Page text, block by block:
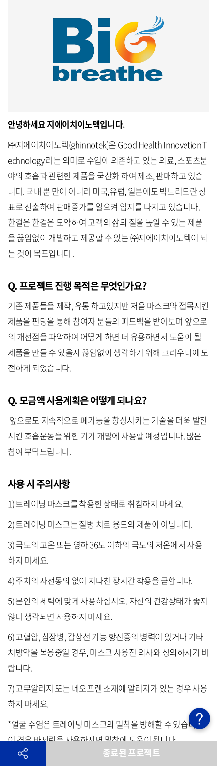
안녕하세요 지에이치이노텍입니다.
㈜지에이치이노텍(ghinnotek)은 Good Health Innovetion T
echnology 라는 의미로 수입에 의존하고 있는 의료, 스포츠분
야의 호흡과 관련한 제품을 국산화 하여 제조, 판매하고 있습
니다. 국내 뿐 만이 아니라 미국,유럽, 일본에도 빅브리드란 상
표로 진출하여 판매증가를 일으켜 입지를 다지고 있습니다.
한걸음 한걸음 도약하여 고객의 삶의 질을 높일 수 있는 제품
을 끊임없이 개발하고 제공할 수 있는 ㈜지에이치이노텍이 되
는 것이 목표입니다 .
Q. 프로젝트 진행 목적은 무엇인가요?
기존 제품들을 제작, 유통 하고있지만 처음 마스크와 접목시킨
제품을 펀딩을 통해 참여자 분들의 피드백을 받아보며 앞으로
의 개선점을 파악하여 어떻게 하면 더 유용하면서 도움이 될
제품을 만들 수 있을지 끊임없이 생각하기 위해 크라우디에 도
전하게 되었습니다.
Q. 모금액 사용계획은 어떻게 되나요?
앞으로도 지속적으로 폐기능을 향상시키는 기술을 더욱 발전
시킨 호흡운동을 위한 기기 개발에 사용할 예정입니다. 많은
참여 부탁드립니다.
사용 시 주의사항
1) 트레이닝 마스크를 착용한 상태로 취침하지 마세요.
2) 트레이닝 마스크는 질병 치료 용도의 제품이 아닙니다.
3) 극도의 고온 또는 영하 36도 이하의 극도의 저온에서 사용
하지 마세요.
4) 주치의 사전동의 없이 지나친 장시간 착용을 금합니다.
5) 본인의 체력에 맞게 사용하십시오. 자신의 건강상태가 좋지
않다 생각되면 사용하지 마세요.
6) 고혈압, 심장병, 갑상선 기능 항진증의 병력이 있거나 기타
처방약을 복용중일 경우, 마스크 사용전 의사와 상의하시기 바
랍니다.
7) 고무알러지 또는 네오프렌 소재에 알러지가 있는 경우 사용
하지 마세요.
*얼굴 수염은 트레이닝 마스크의 밀착을 방해할 수 있습니다.
이 경우 바세린을 사용하시면 밀착에 도움이 됩니다.
종료된 프로젝트